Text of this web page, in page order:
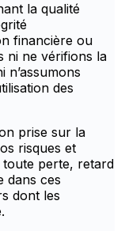
la qualité
financière ou
ni ne vérifions la
n’assumons
des
prise sur la
risques et
toute perte, retard
dans ces
dont les